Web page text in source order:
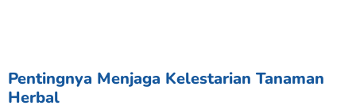
Pentingnya Menjaga Kelestarian Tanaman
Herbal